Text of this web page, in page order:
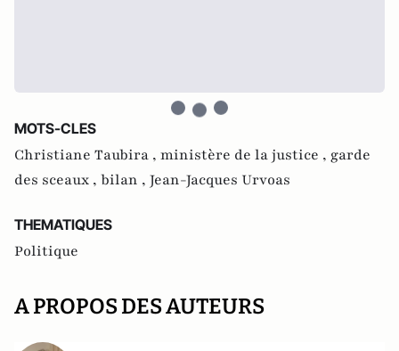
MOTS-CLES
Christiane Taubira , ministère de la justice , garde
des sceaux , bilan , Jean-Jacques Urvoas
THEMATIQUES
Politique
A PROPOS DES AUTEURS